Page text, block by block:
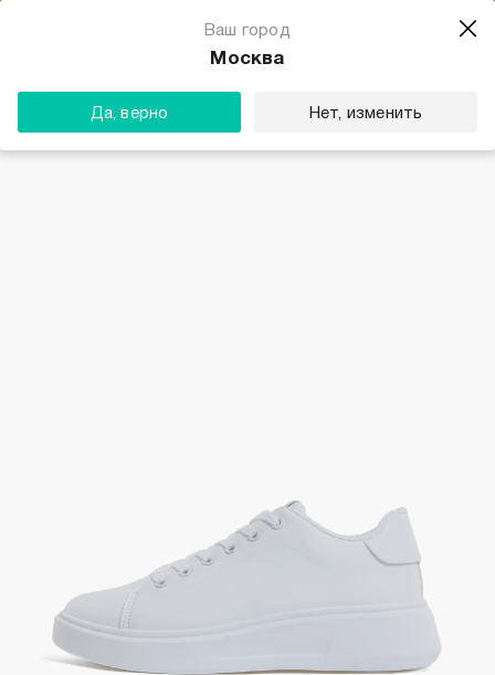
Ваш город
Москва
Да, верно Нет, изменить
Магазин одежды для тебя